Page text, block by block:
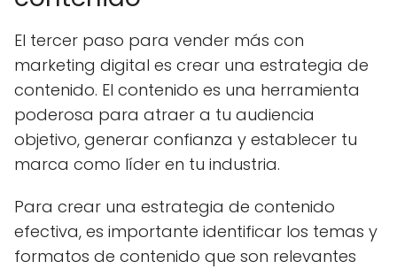
El tercer paso para vender más con
marketing digital es crear una estrategia de
contenido. El contenido es una herramienta
poderosa para atraer a tu audiencia
objetivo, generar confianza y establecer tu
marca como líder en tu industria.
Para crear una estrategia de contenido
efectiva, es importante identificar los temas y
formatos de contenido que son relevantes